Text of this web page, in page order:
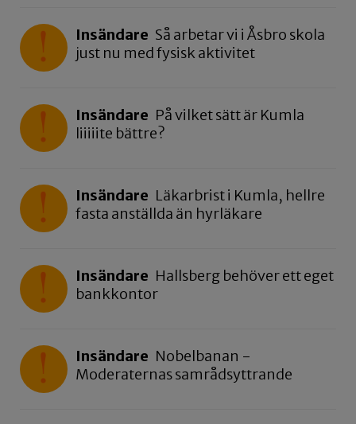
Insändare Så arbetar vi i Åsbro skola
just nu med fysisk aktivitet
Insändare På vilket sätt är Kumla
liiiiite bättre?
Insändare Läkarbrist i Kumla, hellre
fasta anställda än hyrläkare
Insändare Hallsberg behöver ett eget
bankkontor
Insändare Nobelbanan -
Moderaternas samrådsyttrande